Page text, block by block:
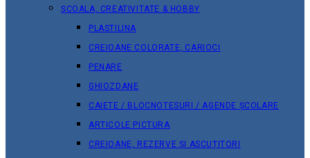
ȘCOALA, CREATIVITATE & HOBBY
PLASTILINA
CREIOANE COLORATE, CARIOCI
PENARE
GHIOZDANE
CAIETE / BLOCNOTESURI / AGENDE ȘCOLARE
ARTICOLE PICTURA
CREIOANE, REZERVE ȘI ASCUȚITORI